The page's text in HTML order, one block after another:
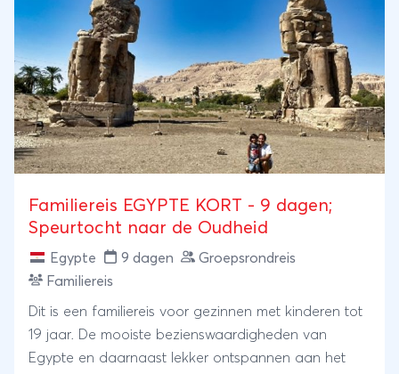
Familiereis EGYPTE KORT - 9 dagen;
Speurtocht naar de Oudheid
Egypte 9 dagen
Groepsrondreis
Familiereis
Dit is een familiereis voor gezinnen met kinderen tot
19 jaar. De mooiste bezienswaardigheden van
Egypte en daarnaast lekker ontspannen aan het